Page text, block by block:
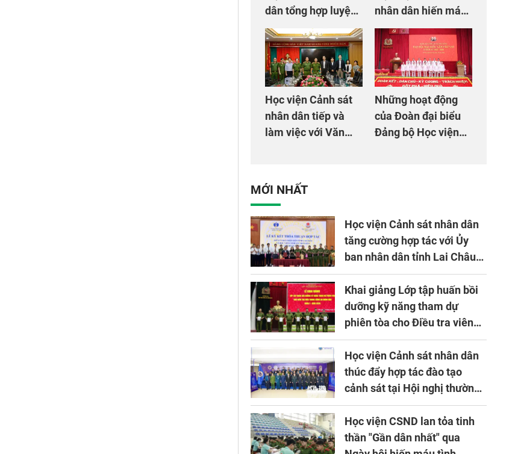
dân tổng hợp luyện
màn Trống hội chào
mừng Đại hội Đảng
nhân dân hiến máu
giúp dân và đồng
đội
Học viện Cảnh sát
nhân dân tiếp và
làm việc với Văn
Bản tại Việt Nam
Những hoạt động
của Đoàn đại biểu
Đảng bộ Học viện
- 2030
MỚI NHẤT
Học viện Cảnh sát nhân dân
tăng cường hợp tác với Ủy
ban nhân dân tỉnh Lai Châu
về ứng dụng khoa học công
nghệ trong lĩnh vực đấu tranh
phòng, chống tội phạm
Khai giảng Lớp tập huấn bồi
dưỡng kỹ năng tham dự
phiên tòa cho Điều tra viên
khóa 1 năm 2026
Học viện Cảnh sát nhân dân
thúc đẩy hợp tác đào tạo
cảnh sát tại Hội nghị thường
niên lần thứ 10 của Hiệp hội
APTA
Học viện CSND lan tỏa tinh
thần "Gần dân nhất" qua